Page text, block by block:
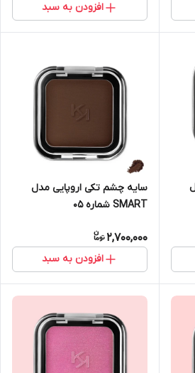
افزودن به سبد
سایه چشم تکی اروپایی مدل
SMART شماره 05
2,700,000
افزودن به سبد